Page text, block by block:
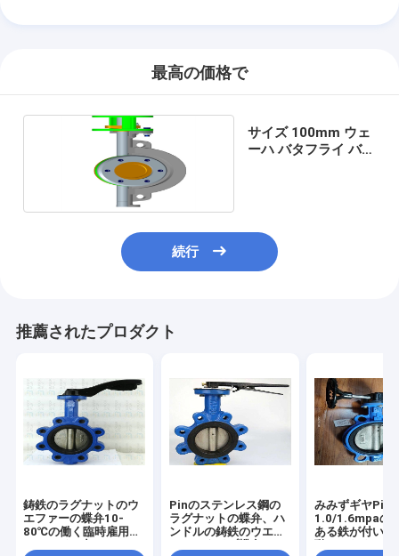
最高の価格で
サイズ 100mm ウェ
ーハ バタフライ バル
続行
推薦されたプロダクト
鋳鉄のラグナットのウ
エファーの蝶弁10-
80℃の働く臨時雇用者
Pinのステンレス鋼の
ラグナットの蝶弁、ハ
ンドルの鋳鉄のウエフ
みみずギヤPin
1.0/1.6mpaの
ある鉄が付いて